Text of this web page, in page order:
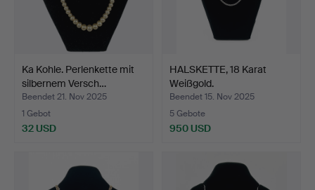
Ka Kohle. Perlenkette mit
silbernem Versch…
Beendet 21. Nov 2025
1 Gebot
32 USD
HALSKETTE, 18 Karat
Weißgold.
Beendet 15. Nov 2025
5 Gebote
950 USD